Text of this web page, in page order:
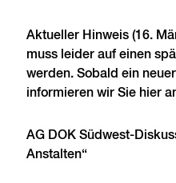
Aktueller Hinweis (16.
muss leider auf einen
werden. Sobald ein
informieren wir Sie hier
AG DOK Südwest-
Anstalten“